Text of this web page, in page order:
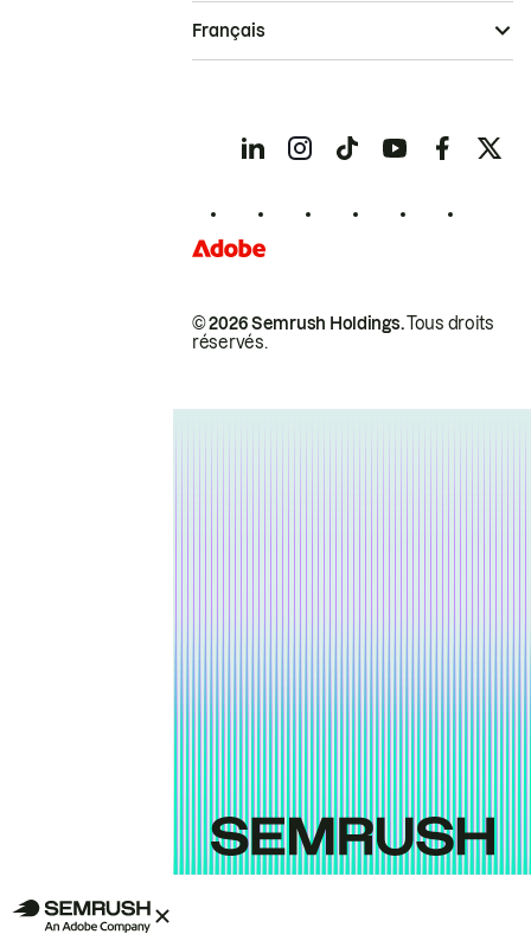
© 2026 Semrush Holdings.Tous droits
réservés.
Français